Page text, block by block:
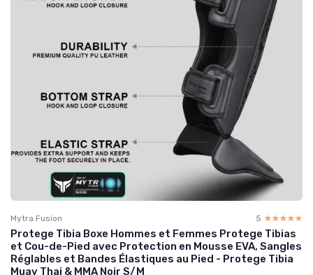
Mytra Fusion 5 ☆☆☆☆☆
★★★★★
Protege Tibia Boxe Hommes et Femmes Protege Tibias
et Cou-de-Pied avec Protection en Mousse EVA, Sangles
Réglables et Bandes Élastiques au Pied - Protege Tibia
Muay Thai & MMA Noir S/M